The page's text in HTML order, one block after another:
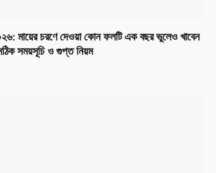
মায়ের চরণে দেওয়া কোন ফলটি এক বছর ভুলেও খাবেন
সময়সূচি ও গুপ্ত নিয়ম